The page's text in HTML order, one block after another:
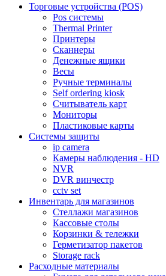
Торговые устройства (POS)
Pos системы
Thermal Printer
Принтеры
Сканнеры
Денежные ящики
Весы
Ручные терминалы
Self ordering kiosk
Считыватель карт
Мониторы
Пластиковые карты
Cистемы защиты
ip camera
Камеры наблюдения - HD
NVR
DVR винчестр
cctv set
Инвентарь для магазинов
Стеллажи магазинов
Кассовые столы
Корзинки & тележки
Герметизатор пакетов
Storage rack
Расходные материалы